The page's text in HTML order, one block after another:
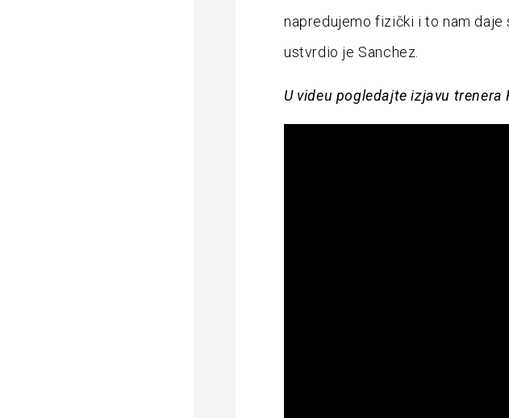
napredujemo fizički i to nam daje
ustvrdio je Sanchez.
U videu pogledajte izjavu trenera